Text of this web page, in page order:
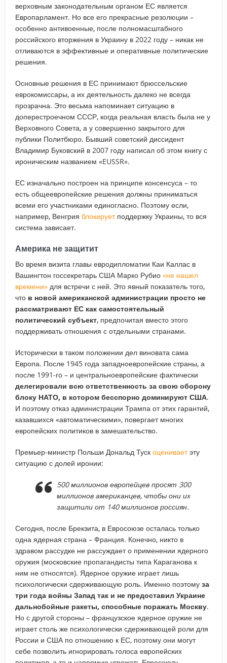
верховным законодательным органом ЕС является
Европарламент. Но все его прекрасные резолюции –
особенно антивоенные, после полномасштабного
российского вторжения в Украину в 2022 году – никак не
отливаются в эффективные и оперативные политические
решения.
Основные решения в ЕС принимают брюссельские
еврокомиссары, а их деятельность далеко не всегда
прозрачна. Это весьма напоминает ситуацию в
доперестроечном СССР, когда реальная власть была не у
Верховного Совета, а у совершенно закрытого для
публики Политбюро. Бывший советский диссидент
Владимир Буковский в 2007 году написал об этом книгу с
ироническим названием «EUSSR».
ЕС изначально построен на принципе консенсуса – то
есть общеевропейские решения должны приниматься
всеми его участниками единогласно. Поэтому если,
например, Венгрия блокируетподдержку Украины, то вся
система зависает.
Америка не защитит
Во время визита главы евродипломатии Каи Каллас в
Вашингтон госсекретарь США Марко Рубио «не нашел
времени»для встречи с ней. Это явный показатель того,
что в новой американской администрации просто не
рассматривают ЕС как самостоятельный
политический субъект, предпочитая вместо этого
поддерживать отношения с отдельными странами.
Исторически в таком положении дел виновата сама
Европа. После 1945 года западноевропейские страны, а
после 1991-го – и центральноевропейские фактически
делегировали всю ответственность за свою оборону
блоку НАТО, в котором бесспорно доминируют США.
И поэтому отказ администрации Трампа от этих гарантий,
казавшихся «автоматическими», повергает многих
европейских политиков в замешательство.
Премьер-министр Польши Дональд Туск оцениваетэту
ситуацию с долей иронии:
500 миллионов европейцев просят 300
миллионов американцев, чтобы они их
защитили от 140 миллионов россиян.
Сегодня, после Брекзита, в Евросоюзе осталась только
одна ядерная страна – Франция. Конечно, никто в
здравом рассудке не рассуждает о применении ядерного
оружия (московские пропагандисты типа Караганова к
ним не относятся). Ядерное оружие играет лишь
психологически сдерживающую роль. Именно поэтому за
три года войны Запад так и не предоставил Украине
дальнобойные ракеты, способные поражать Москву.
Но с другой стороны – французское ядерное оружие не
играет столь же психологически сдерживающей роли для
России и США по отношению к ЕС, поэтому они могут
себе позволить игнорировать голоса европейских